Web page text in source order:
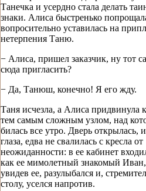
Танечка и усердно стала делать
знаки. Алиса быстренько
вопросительно уставилась на
нетерпения Таню.
− Алиса, пришел заказчик, ну тот
сюда пригласить?
− Да, Танюш, конечно! Я его жду.
Таня исчезла, а Алиса придвинула
тем самым сложным узлом, над
билась все утро. Дверь открылась,
глаза, едва не свалилась с кресла от
неожиданности: в ее кабинет
как ее мимолетный знакомый
увидев ее, разулыбался и,
столу, уселся напротив.